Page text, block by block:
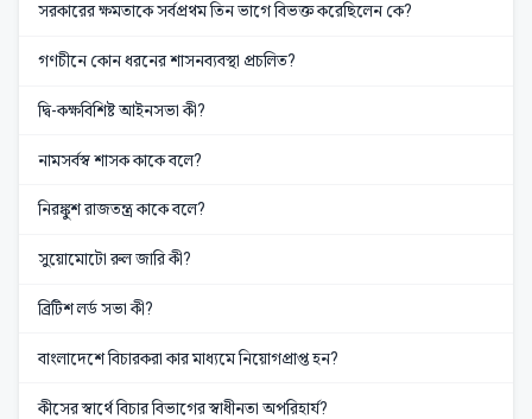
সরকারের ক্ষমতাকে সর্বপ্রথম তিন ভাগে বিভক্ত করেছিলেন কে?
গণচীনে কোন ধরনের শাসনব্যবস্থা প্রচলিত?
দ্বি-কক্ষবিশিষ্ট আইনসভা কী?
নামসর্বস্ব শাসক কাকে বলে?
নিরঙ্কুশ রাজতন্ত্র কাকে বলে?
সুয়োমোটো রুল জারি কী?
ব্রিটিশ লর্ড সভা কী?
বাংলাদেশে বিচারকরা কার মাধ্যমে নিয়োগপ্রাপ্ত হন?
কীসের স্বার্থে বিচার বিভাগের স্বাধীনতা অপরিহার্য?